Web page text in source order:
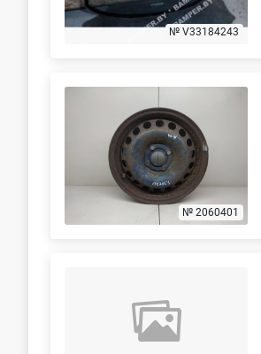
№ V33184243
№ 2060401